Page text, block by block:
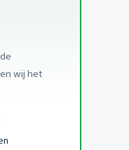
wij het